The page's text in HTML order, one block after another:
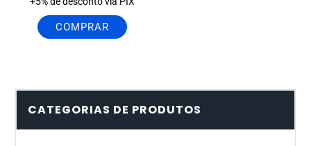
COMPRAR
CATEGORIAS DE PRODUTOS